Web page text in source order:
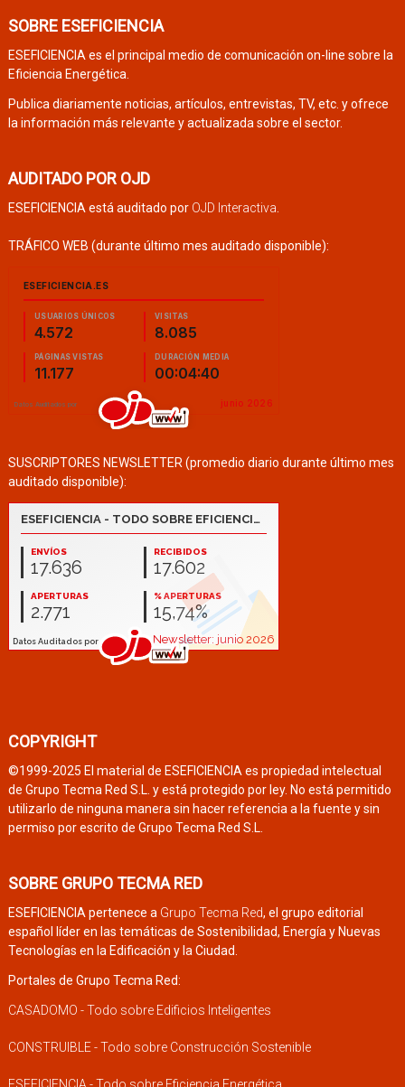
SOBRE ESEFICIENCIA
ESEFICIENCIA es el principal medio de comunicación on-line sobre la
Eficiencia Energética.
Publica diariamente noticias, artículos, entrevistas, TV, etc. y ofrece
la información más relevante y actualizada sobre el sector.
AUDITADO POR OJD
ESEFICIENCIA está auditado por OJD Interactiva
TRÁFICO WEB (durante último mes auditado disponible):
SUSCRIPTORES NEWSLETTER (promedio diario durante último mes
auditado disponible):
COPYRIGHT
©1999-2025 El material de ESEFICIENCIA es propiedad intelectual
de Grupo Tecma Red S.L. y está protegido por ley. No está permitido
utilizarlo de ninguna manera sin hacer referencia a la fuente y sin
permiso por escrito de Grupo Tecma Red S.L.
SOBRE GRUPO TECMA RED
ESEFICIENCIA pertenece a Grupo Tecma Red, el grupo editorial
español líder en las temáticas de Sostenibilidad, Energía y Nuevas
Tecnologías en la Edificación y la Ciudad.
Portales de Grupo Tecma Red:
CASADOMO - Todo sobre Edificios Inteligentes
CONSTRUIBLE - Todo sobre Construcción Sostenible
ESEFICIENCIA - Todo sobre Eficiencia Energética